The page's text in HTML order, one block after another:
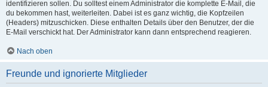
identifizieren sollen. Du solltest einem Administrator die komplette E-Mail, die
du bekommen hast, weiterleiten. Dabei ist es ganz wichtig, die Kopfzeilen
(Headers) mitzuschicken. Diese enthalten Details über den Benutzer, der die
E-Mail verschickt hat. Der Administrator kann dann entsprechend reagieren.
Nach oben
Freunde und ignorierte Mitglieder